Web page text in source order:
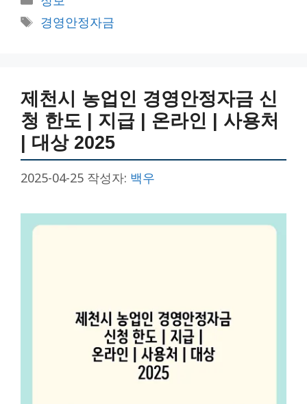
테
고
태
경영안정자금
제천시 농업인 경영안정자금 신
청 한도 | 지급 | 온라인 | 사용처
| 대상 2025
2025-04-25 작성자: 백우